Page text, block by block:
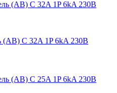
(АВ) C 32A 1P 6kA 230В